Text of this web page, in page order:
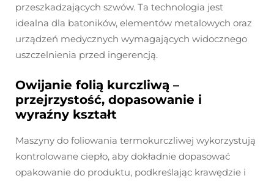
przeszkadzających szwów. Ta technologia jest
idealna dla batoników, elementów metalowych oraz
urządzeń medycznych wymagających widocznego
uszczelnienia przed ingerencją.
Owijanie folią kurczliwą –
przejrzystość, dopasowanie i
wyraźny kształt
Maszyny do foliowania termokurczliwej wykorzystują
kontrolowane ciepło, aby dokładnie dopasować
opakowanie do produktu, podkreślając krawędzie i